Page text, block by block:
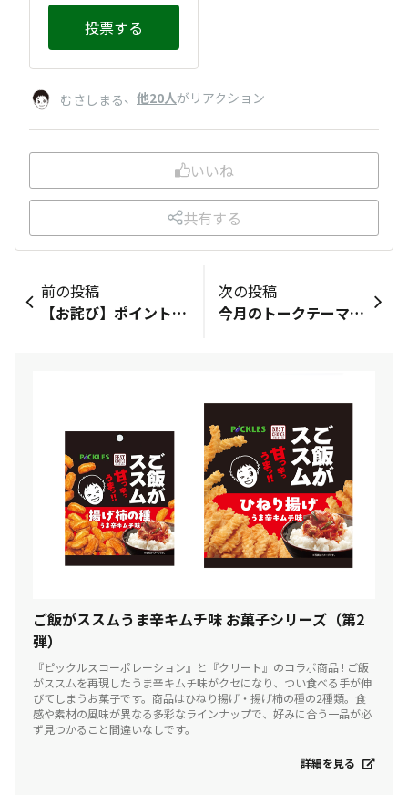
投票する
むさしまる、 他20人がリアクション
いいね
共有する
ご飯がススムうま辛キムチ味 お菓子シリーズ（第2
弾）
『ピックルスコーポレーション』と『クリート』のコラボ商品 ! ご飯
がススムを再現したうま辛キムチ味がクセになり、つい食べる手が伸
びてしまうお菓子です。商品はひねり揚げ・揚げ柿の種の2種類。食
感や素材の風味が異なる多彩なラインナップで、好みに合う一品が必
ず見つかること間違いなしです。
詳細を見る
前の投稿
【お詫び】ポイント付与不具合について
次の投稿
今月のトークテーマ（5月）「私の自慢のお母さん💐」